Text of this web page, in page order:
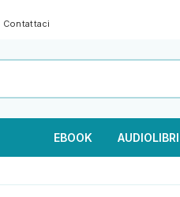
Contattaci
EBOOK AUDIOLIBRI